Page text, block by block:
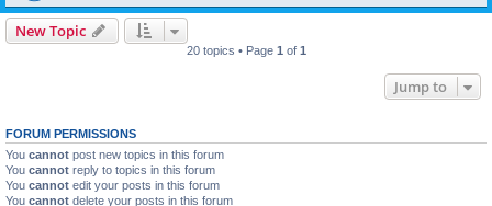
New Topic
20 topics • Page 1 of 1
Jump to
FORUM PERMISSIONS
You cannot post new topics in this forum
You cannot reply to topics in this forum
You cannot edit your posts in this forum
You cannot delete your posts in this forum